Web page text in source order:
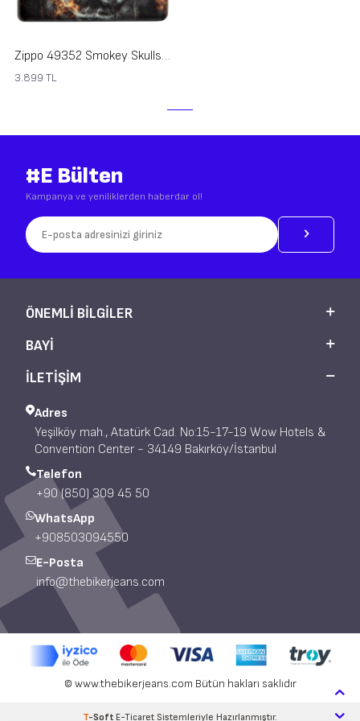
Zippo 49352 Smokey Skulls Design
3.899 TL
#E Bülten
Kampanya ve yeniliklerden haberdar ol!
ÖNEMLI BILGILER
BAYI
İLETİŞİM
Adres
Yeşilköy mah., Atatürk Cad. No:15-17-19 Wow Hotels &
Convention Center - 34149 Bakırköy/İstanbul
Telefon
+90 (850) 309 45 50
WhatsApp
+908503094550
E-Posta
info@thebikerjeans.com
© www.thebikerjeans.com Bütün hakları saklıdır
T-Soft E-Ticaret Sistemleriyle Hazırlanmıştır.